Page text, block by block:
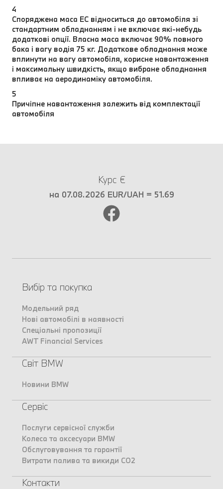
4
Споряджена маса EC відноситься до автомобіля зі
стандартним обладнанням і не включає які-небудь
додаткові опції. Власна маса включає 90% повного
бака і вагу водія 75 кг. Додаткове обладнання може
вплинути на вагу автомобіля, корисне навантаження
і максимальну швидкість, якщо вибране обладнання
впливає на аеродинаміку автомобіля.
5
Причіпне навантаження залежить від комплектації
автомобіля
Курс €
на 07.08.2026 EUR/UAH = 51.69
Вибір та покупка
Модельний ряд
Нові автомобілі в наявності
Спеціальні пропозиції
AWT Financial Services
Світ BMW
Новини BMW
Сервіс
Послуги сервісної служби
Колеса та аксесуари BMW
Обслуговування та гарантії
Витрати палива та викиди CO2
Контакти